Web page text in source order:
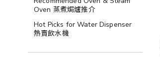
Oven 蒸煮焗爐推介
Hot Picks for Water Dispenser
熱賣飲水機